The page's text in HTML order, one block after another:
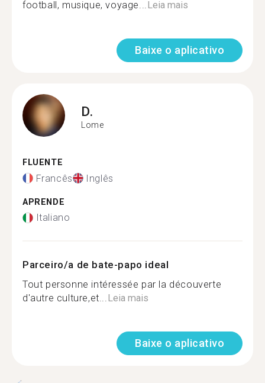
football, musique, voyage...Leia mais
Baixe o aplicativo
D.
Lome
FLUENTE
Francês Inglês
APRENDE
Italiano
Parceiro/a de bate-papo ideal
Tout personne intéressée par la découverte
d'autre culture,et...Leia mais
Baixe o aplicativo